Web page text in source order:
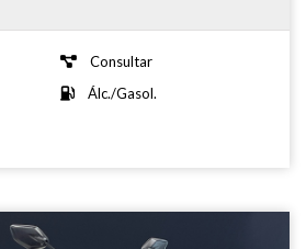
Consultar
Álc./Gasol.